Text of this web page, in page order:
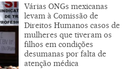
Várias ONGs mexicanas
levam à Comissão de
Direitos Humanos casos de
mulheres que tiveram os
filhos em condições
desumanas por falta de
atenção médica